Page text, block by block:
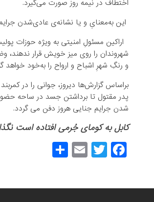
اختطاف در نیمه روز صورت می‌گیرد.
این به‌معنایِ و یا نشانه‌ی عادی‌شدن
اراکین مسئولِ امنیتی به ویژه حوزات
شهروندان را روی میز خویش قرار ندهند،
و رنگِ شهرِ اشباح و ارواح را به‌خود خواهد
براساس گزارش‌ها دیروز، جوانی را در
پدر مقتول تا برداشتن جسد در ساحه
شدن جرایم جنایی هروز دفن می گردد.
کابل به کومای جُرمی افتاده است
F
a
e
T
wi
er
E
m
e